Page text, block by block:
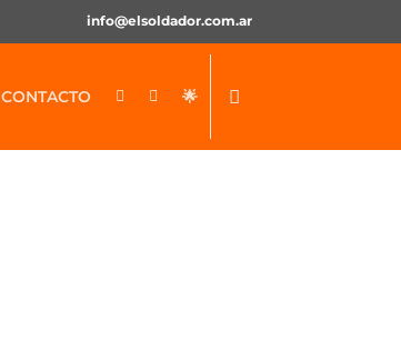
info@elsoldador.com.ar
CONTACTO   🌟